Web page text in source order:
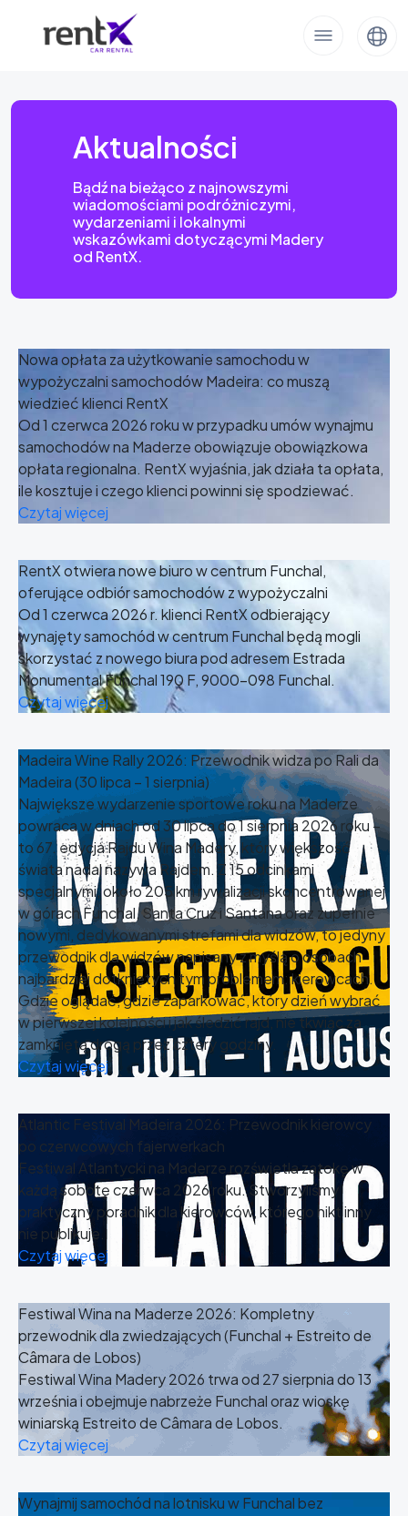
Aktualności
Bądź na bieżąco z najnowszymi
wiadomościami podróżniczymi,
wydarzeniami i lokalnymi
wskazówkami dotyczącymi Madery
od RentX.
Nowa opłata za użytkowanie samochodu w
wypożyczalni samochodów Madeira: co muszą
wiedzieć klienci RentX
Od 1 czerwca 2026 roku w przypadku umów wynajmu
samochodów na Maderze obowiązuje obowiązkowa
opłata regionalna. RentX wyjaśnia, jak działa ta opłata,
ile kosztuje i czego klienci powinni się spodziewać.
Czytaj więcej
RentX otwiera nowe biuro w centrum Funchal,
oferujące odbiór samochodów z wypożyczalni
Od 1 czerwca 2026 r. klienci RentX odbierający
wynajęty samochód w centrum Funchal będą mogli
skorzystać z nowego biura pod adresem Estrada
Monumental Funchal 190 F, 9000-098 Funchal.
Czytaj więcej
Madeira Wine Rally 2026: Przewodnik widza po Rali da
Madeira (30 lipca – 1 sierpnia)
Największe wydarzenie sportowe roku na Maderze
powraca w dniach od 30 lipca do 1 sierpnia 2026 roku –
to 67. edycja Rajdu Wina Madery, który większość
świata nadal nazywa Rajdem. Z 15 odcinkami
specjalnymi, około 205 km rywalizacji skoncentrowanej
w górach Funchal, Santa Cruz i Santana oraz zupełnie
nowymi, dedykowanymi strefami dla widzów, to jedyny
przewodnik dla widzów napisany z myślą o osobach
najbardziej dotkniętych tym problemem: kierowcach.
Gdzie oglądać, gdzie zaparkować, który dzień wybrać
w pierwszej kolejności i jak śledzić rajd, nie tkwiąc za
zamkniętą drogą przez cztery godziny.
Czytaj więcej
Atlantic Festival Madeira 2026: Przewodnik kierowcy
po czerwcowych fajerwerkach
Festiwal Atlantycki na Maderze rozświetla zatokę w
każdą sobotę czerwca 2026 roku. Stworzyliśmy
praktyczny poradnik dla kierowców, którego nikt inny
nie publikuje.
Czytaj więcej
Festiwal Wina na Maderze 2026: Kompletny
przewodnik dla zwiedzających (Funchal + Estreito de
Câmara de Lobos)
Festiwal Wina Madery 2026 trwa od 27 sierpnia do 13
września i obejmuje nabrzeże Funchal oraz wioskę
winiarską Estreito de Câmara de Lobos.
Czytaj więcej
Wynajmij samochód na lotnisku w Funchal bez